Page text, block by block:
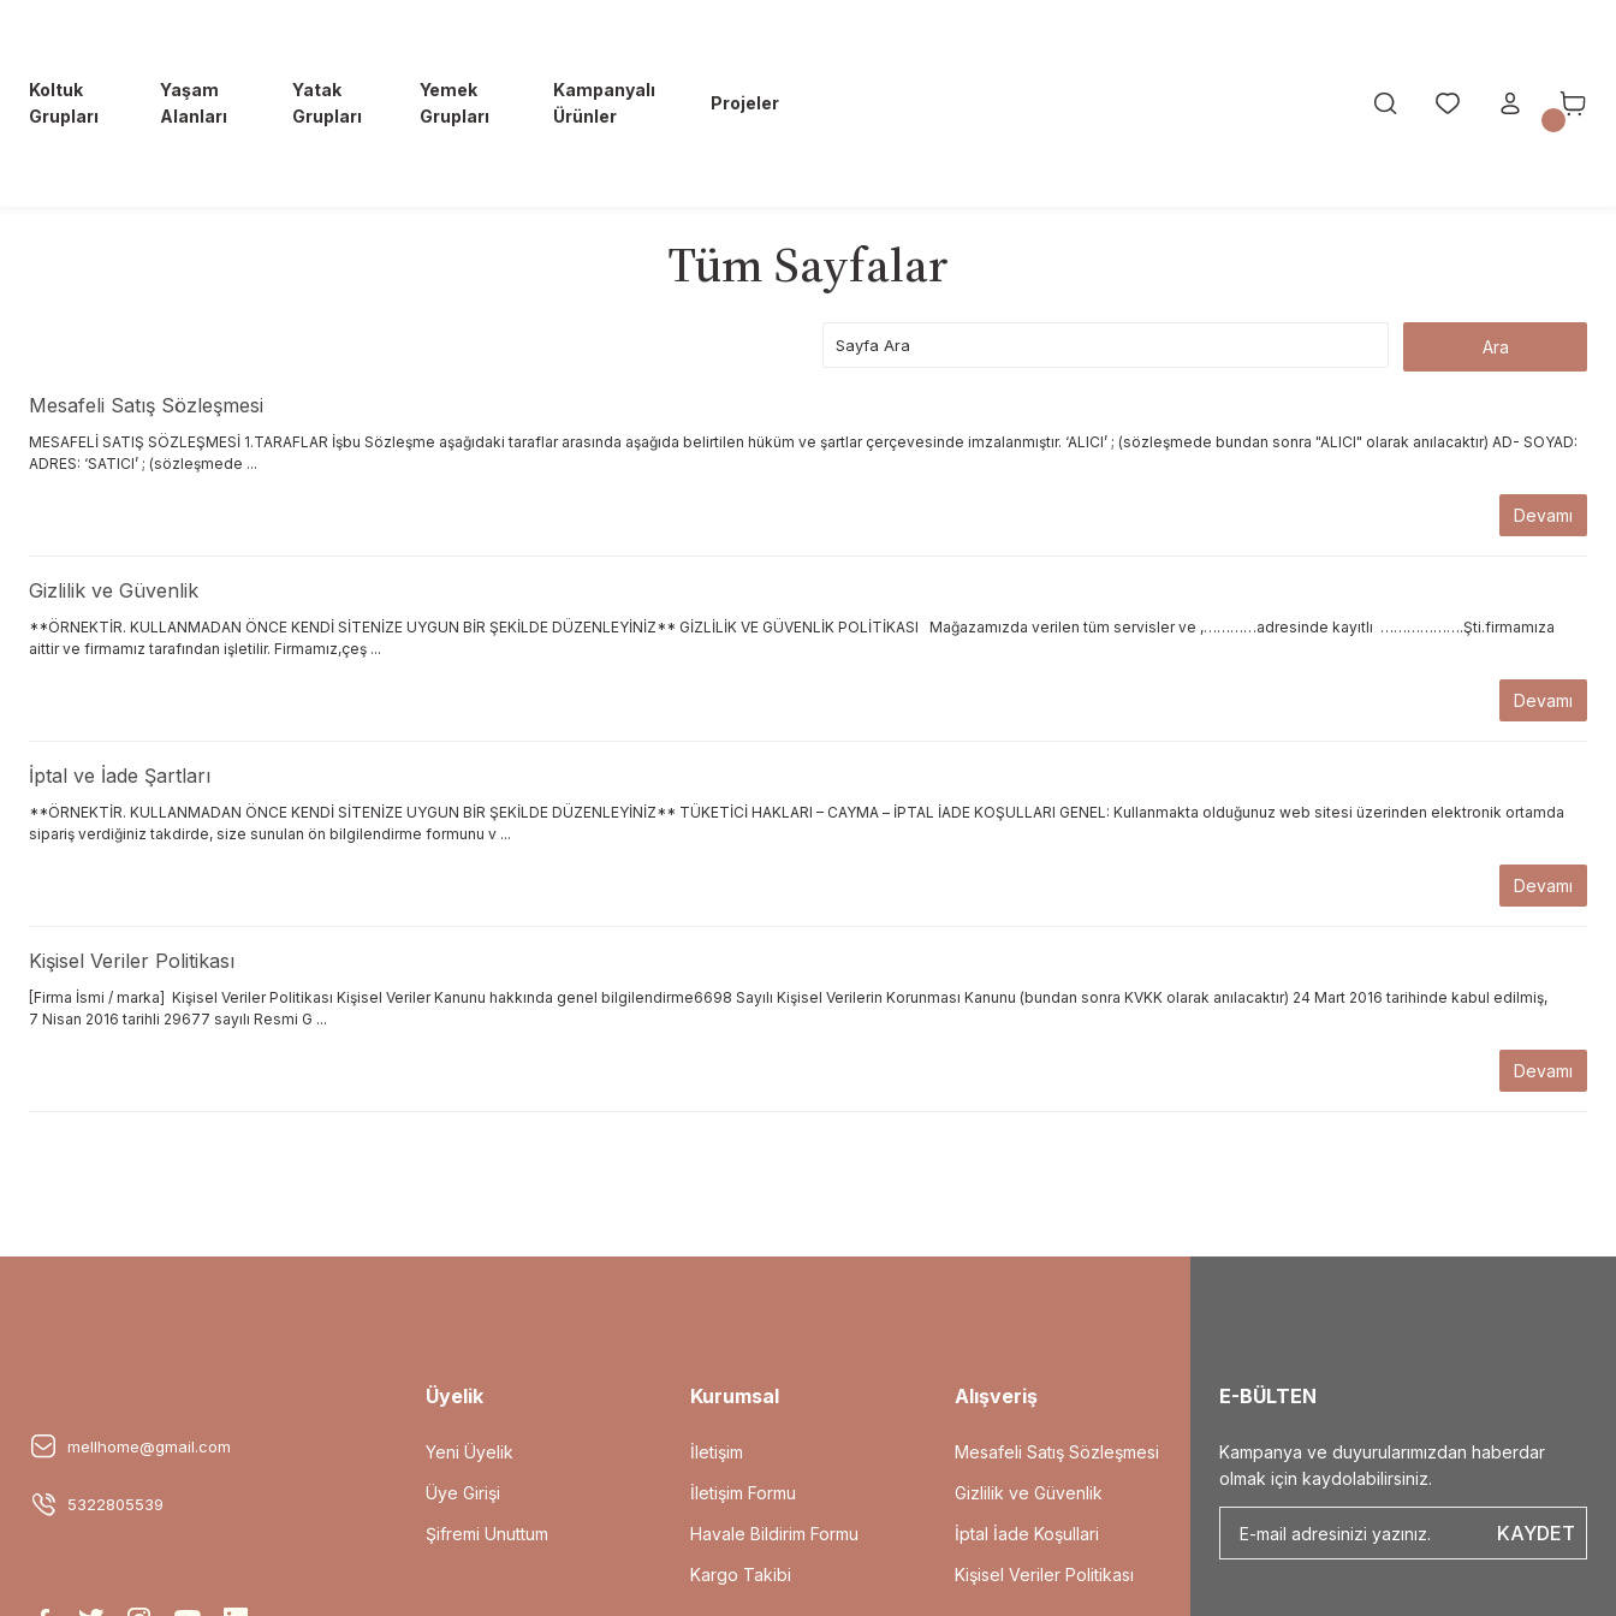
Koltuk
Grupları
Yaşam
Alanları
Yatak
Grupları
Yemek
Grupları
Kampanyalı
Ürünler
Projeler
Tüm Sayfalar
Mesafeli Satış Sözleşmesi
MESAFELİ SATIŞ SÖZLEŞMESİ 1.TARAFLAR İşbu Sözleşme aşağıdaki taraflar arasında aşağıda belirtilen hüküm ve şartlar çerçevesinde imzalanmıştır. ‘ALICI’ ; (sözleşmede bundan sonra "ALICI" olarak anılacaktır) AD- SOYAD:
ADRES: ‘SATICI’ ; (sözleşmede ...
Devamı
Gizlilik ve Güvenlik
**ÖRNEKTİR. KULLANMADAN ÖNCE KENDİ SİTENİZE UYGUN BİR ŞEKİLDE DÜZENLEYİNİZ** GİZLİLİK VE GÜVENLİK POLİTİKASI Mağazamızda verilen tüm servisler ve ,…………adresinde kayıtlı ……………….Şti.firmamıza
aittir ve firmamız tarafından işletilir. Firmamız,çeş ...
Devamı
İptal ve İade Şartları
**ÖRNEKTİR. KULLANMADAN ÖNCE KENDİ SİTENİZE UYGUN BİR ŞEKİLDE DÜZENLEYİNİZ** TÜKETİCİ HAKLARI – CAYMA – İPTAL İADE KOŞULLARI GENEL: Kullanmakta olduğunuz web sitesi üzerinden elektronik ortamda
sipariş verdiğiniz takdirde, size sunulan ön bilgilendirme formunu v ...
Devamı
Kişisel Veriler Politikası
[Firma İsmi / marka] Kişisel Veriler Politikası Kişisel Veriler Kanunu hakkında genel bilgilendirme6698 Sayılı Kişisel Verilerin Korunması Kanunu (bundan sonra KVKK olarak anılacaktır) 24 Mart 2016 tarihinde kabul edilmiş,
7 Nisan 2016 tarihli 29677 sayılı Resmi G ...
Devamı
mellhome@gmail.com
5322805539
Üyelik
Yeni Üyelik
Üye Girişi
Şifremi Unuttum
Kurumsal
İletişim
İletişim Formu
Havale Bildirim Formu
Kargo Takibi
Alışveriş
Mesafeli Satış Sözleşmesi
Gizlilik ve Güvenlik
İptal İade Koşullari
Kişisel Veriler Politikası
E-BÜLTEN
Kampanya ve duyurularımızdan haberdar
olmak için kaydolabilirsiniz.
KAYDET